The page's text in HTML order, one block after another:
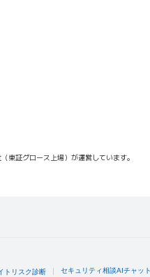
東証グロース上場）が運営しています。
トリスク診断 セキュリティ相談AIチャッ